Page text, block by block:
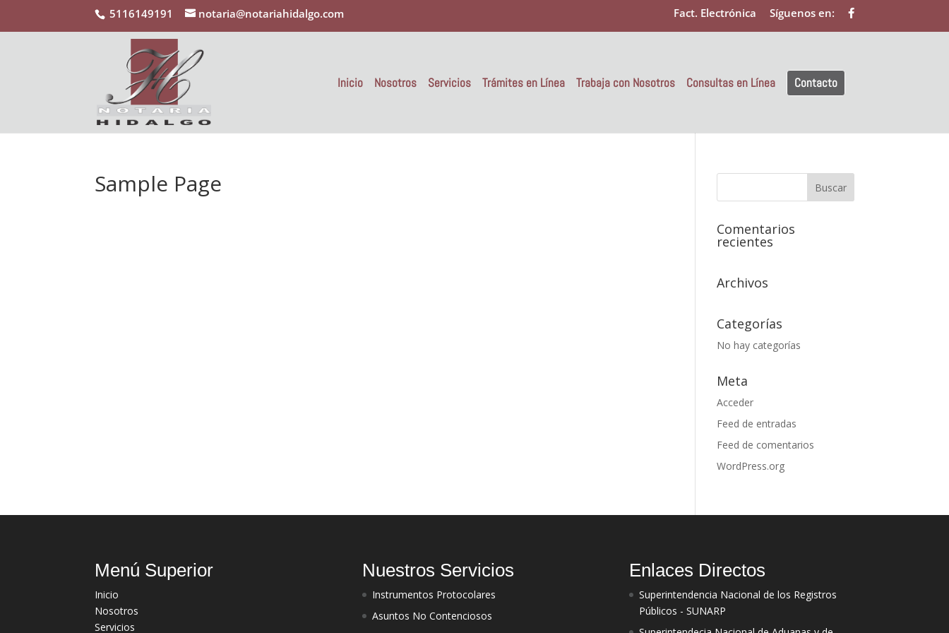
5116149191 notaria@notariahidalgo.com Fact. Electrónica Síguenos en:
Inicio Nosotros Servicios Trámites en Línea Trabaja con Nosotros Consultas en Línea Contacto
Sample Page
Comentarios
recientes
Archivos
Categorías
No hay categorías
Meta
Acceder
Feed de entradas
Feed de comentarios
WordPress.org
Menú Superior
Inicio
Nosotros
Servicios
Nuestros Servicios
Instrumentos Protocolares
Asuntos No Contenciosos
Enlaces Directos
Superintendencia Nacional de los Registros
Públicos - SUNARP